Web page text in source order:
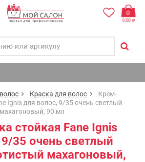
0
0,00
Краска для волос
Крем-
Ignis для волос, 9/35 очень светлый
90 мл
стойкая Fane Ignis
35 очень светлый
махагоновый,